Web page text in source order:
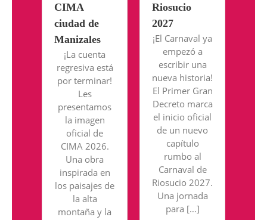
CIMA
ciudad de
Manizales
¡La cuenta
regresiva está
por terminar!
Les
presentamos
la imagen
oficial de
CIMA 2026.
Una obra
inspirada en
los paisajes de
la alta
montaña y la
Riosucio
2027
¡El Carnaval ya
empezó a
escribir una
nueva historia!
El Primer Gran
Decreto marca
el inicio oficial
de un nuevo
capítulo
rumbo al
Carnaval de
Riosucio 2027.
Una jornada
para […]